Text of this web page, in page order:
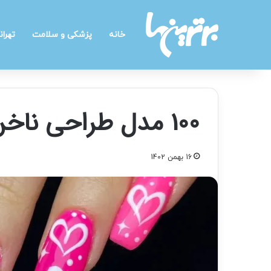
خانه پزشکی و سلامت
100 مدل طراحی ناخن پرنسسی و رمانتیک
16 بهمن 1402